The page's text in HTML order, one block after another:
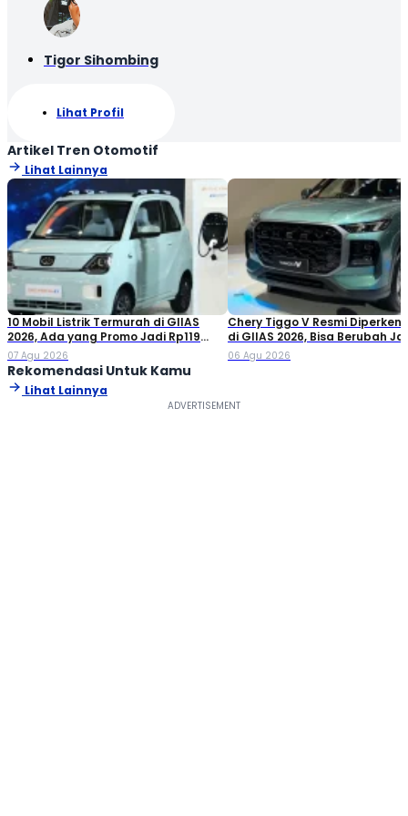
Tigor Sihombing
Lihat Profil
Artikel Tren Otomotif
Lihat Lainnya
10 Mobil Listrik Termurah di GIIAS
2026, Ada yang Promo Jadi Rp119
Jutaan!
07 Agu 2026
Chery Tiggo V Resmi
di GIIAS 2026, Bisa Berubah
Double Cabin
06 Agu 2026
Rekomendasi Untuk Kamu
Lihat Lainnya